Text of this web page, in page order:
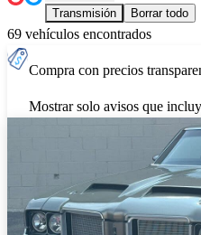
Transmisión Borrar todo
69 vehículos encontrados
Compra con precios
Mostrar solo avisos que